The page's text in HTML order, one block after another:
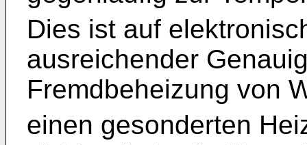
Dies ist auf
ausreichender
Fremdbeheizung von
einen gesonderten